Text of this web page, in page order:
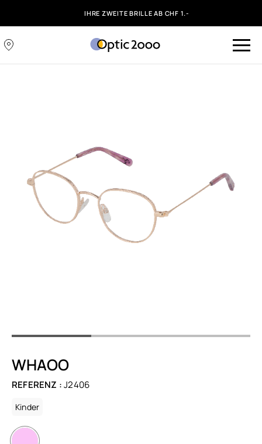
IHRE ZWEITE BRILLE AB CHF 1.-
WHAOO
REFERENZ :J2406
Kinder